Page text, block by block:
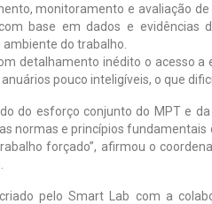
monitoramento e avaliação
base em dados e
do trabalho.
detalhamento inédito o acesso a
pouco inteligíveis, o que
do esforço conjunto do MPT e
normas e princípios
forçado”, afirmou o
pelo Smart Lab com a